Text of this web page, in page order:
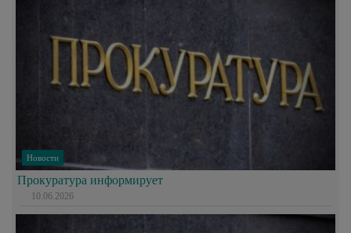
Новости
Прокуратура информирует
10.06.2026